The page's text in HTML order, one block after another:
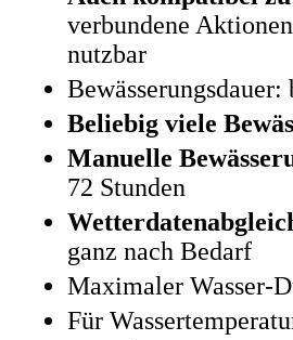
verbundene
nutzbar
Beliebig viele
Manuelle
72 Stunden
ganz nach Bedarf
Maximaler Wasser-
Für